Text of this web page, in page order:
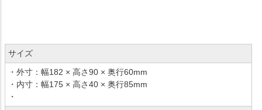
サイズ
・外寸：幅182 × 高さ90 × 奥行60mm
・内寸：幅175 × 高さ40 × 奥行85mm
・